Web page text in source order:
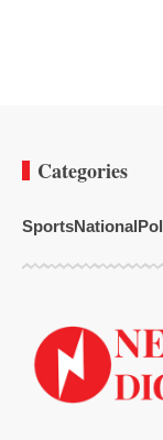
Categories
SportsNational